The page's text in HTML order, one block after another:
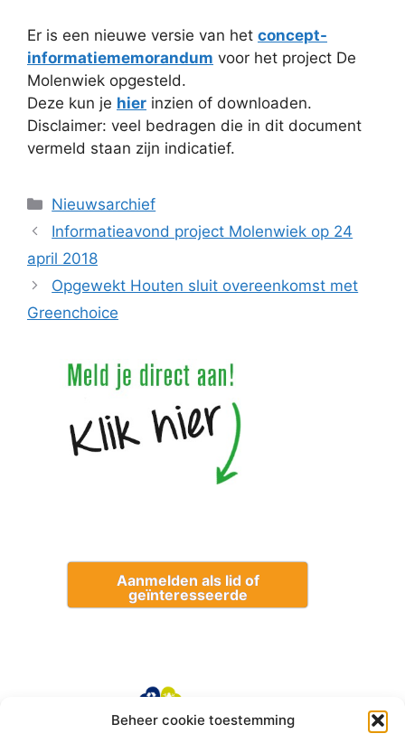
Beheer cookie toestemming
Er is een nieuwe versie van het concept-
informatiememorandum voor het project De
Molenwiek opgesteld.
Deze kun je hier inzien of downloaden.
Disclaimer: veel bedragen die in dit document
vermeld staan zijn indicatief.
Categorieën
Nieuwsarchief
Informatieavond project Molenwiek op 24
april 2018
Opgewekt Houten sluit overeenkomst met
Greenchoice
Aanmelden als lid of
geïnteresseerde